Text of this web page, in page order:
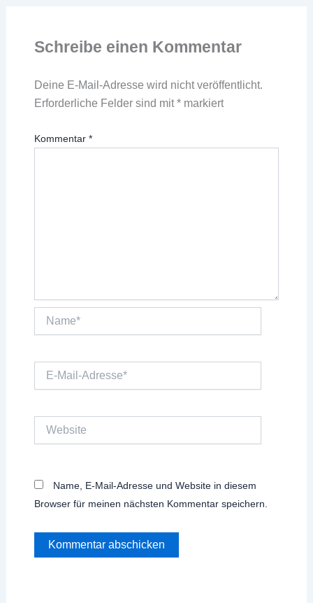
Schreibe einen Kommentar
Deine E-Mail-Adresse wird nicht veröffentlicht.
Erforderliche Felder sind mit*markiert
Kommentar *
Mail-
Name, E-Mail-Adresse und Website in diesem
Browser für meinen nächsten Kommentar speichern.